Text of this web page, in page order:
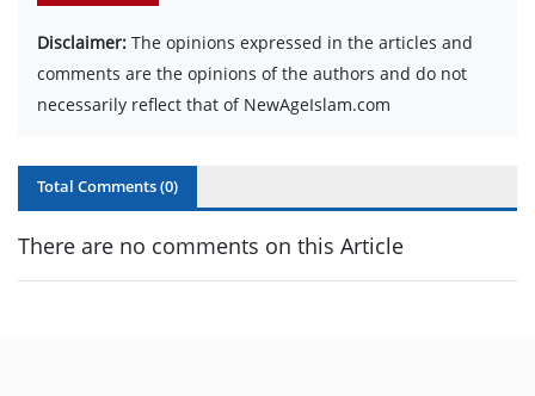
Disclaimer: The opinions expressed in the articles and
comments are the opinions of the authors and do not
necessarily reflect that of NewAgeIslam.com
Total Comments (0)
There are no comments on this Article